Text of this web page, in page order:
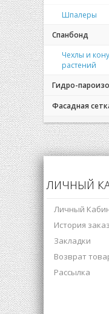
Шпалеры
Спанбонд
Чехлы и
растений
Гидро-
Фасадная
ЛИЧНЫЙ
Личный
История
Закладки
Возврат
Рассылка